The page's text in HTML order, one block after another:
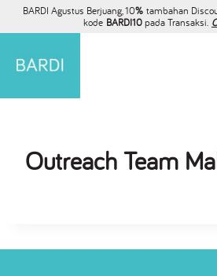
BARDI Agustus Berjuang, 10% tambahan
kode BARDI10pada Transaksi.
Outreach Team